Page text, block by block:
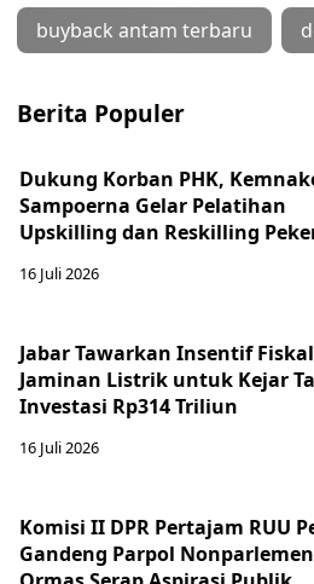
buyback antam terbaru
Berita Populer
Dukung Korban PHK,
Sampoerna Gelar Pelatihan
Upskilling dan Reskilling
16 Juli 2026
Jabar Tawarkan Insentif
Jaminan Listrik untuk Kejar
Investasi Rp314 Triliun
16 Juli 2026
Komisi II DPR Pertajam RUU
Gandeng Parpol